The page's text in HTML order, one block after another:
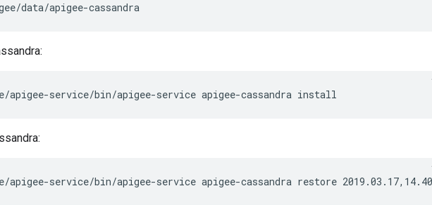
data/apigee-cassandra
apigee-service/bin/apigee-service apigee-cassandra install
apigee-service/bin/apigee-service apigee-cassandra restore